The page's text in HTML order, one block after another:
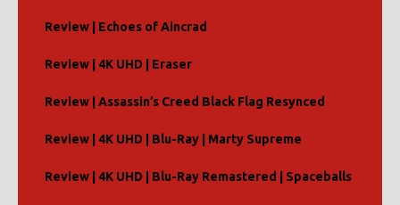
Review | Echoes of Aincrad
Review | 4K UHD | Eraser
Review | Assassin’s Creed Black Flag Resynced
Review | 4K UHD | Blu-Ray | Marty Supreme
Review | 4K UHD | Blu-Ray Remastered | Spaceballs